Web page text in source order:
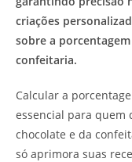
criações
sobre a
confeitaria.
Calcular a
essencial para quem
chocolate e da
só aprimora suas